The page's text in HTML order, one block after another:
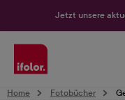
Jetzt unsere
Home Fotobücher